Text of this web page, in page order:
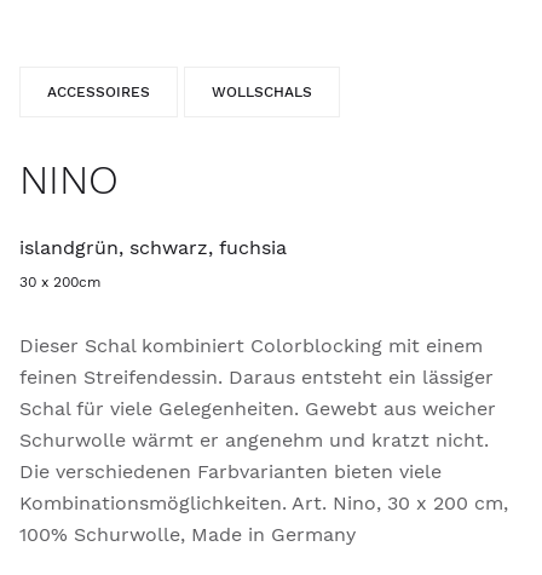
ACCESSOIRES WOLLSCHALS
NINO
islandgrün, schwarz, fuchsia
30 x 200cm
Dieser Schal kombiniert Colorblocking mit einem
feinen Streifendessin. Daraus entsteht ein lässiger
Schal für viele Gelegenheiten. Gewebt aus weicher
Schurwolle wärmt er angenehm und kratzt nicht.
Die verschiedenen Farbvarianten bieten viele
Kombinationsmöglichkeiten. Art. Nino, 30 x 200 cm,
100% Schurwolle, Made in Germany